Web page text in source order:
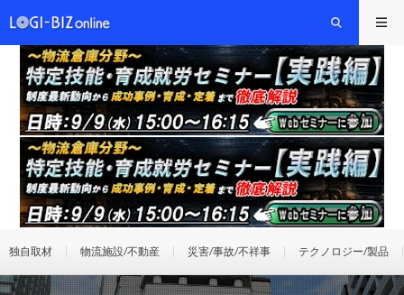
独自取材 物流施設/不動産 災害/事故/不祥事 テクノロジー/製品